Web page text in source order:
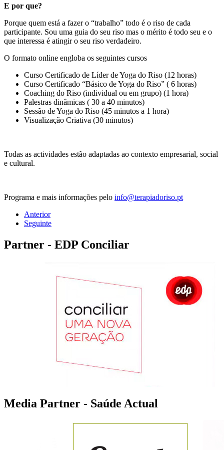
E por que?
Porque quem está a fazer o “trabalho” todo é o riso de cada
participante. Sou uma guia do seu riso mas o mérito é todo seu e o
que interessa é atingir o seu riso verdadeiro.
O formato online engloba os seguintes cursos
Curso Certificado de Líder de Yoga do Riso (12 horas)
Curso Certificado “Básico de Yoga do Riso” ( 6 horas)
Coaching do Riso (individual ou em grupo) (1 hora)
Palestras dinâmicas ( 30 a 40 minutos)
Sessão de Yoga do Riso (45 minutos a 1 hora)
Visualização Criativa (30 minutos)
Todas as actividades estão adaptadas ao contexto empresarial, social
e cultural.
Programa e mais informações pelo info@terapiadoriso.pt
Anterior
Seguinte
Partner - EDP Conciliar
Media Partner - Saúde Actual